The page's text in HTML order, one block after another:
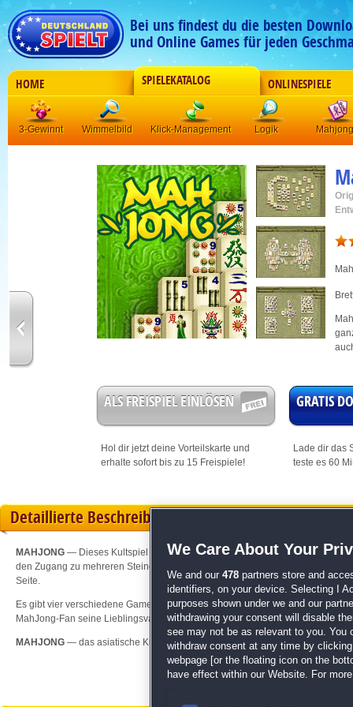
Bei uns findest du die besten
und Online Games für jeden
HOME SPIELEKATALOG ONLINESPIELE
3-Gewinnt Wimmelbild Klick-Management Logik Mahjong
ALS FREISPIEL EINLÖSEN
Hol dir jetzt deine Vorteilskarte und
erhalte sofort bis zu 15 Freispiele!
GRATIS
Lade dir das
teste es 60
Detaillierte Beschreibung
MAHJONG — Dieses Kultspiel erfordert eine hohe Konzentrationsfähigkeit.
den Zugang zu mehreren Steinen versperren, z.B. der Stein ganz oben in der
Seite.
Es gibt vier verschiedene Game-Modi (klassiches MahJong, Rechen- und
MahJong-Fan seine Lieblingsvariante spielen kann.
MAHJONG — das asiatische Kultspiel erobert nun auch „Deutschland spielt“!
We Care About Your
We and our 478 partners store and
identifiers, on your device. Selecting I
purposes shown under we and our
withdrawing your consent will disable
see may not be as relevant to you. You
withdraw consent at any time by
webpage [or the floating icon on the
have effect within our Website. For